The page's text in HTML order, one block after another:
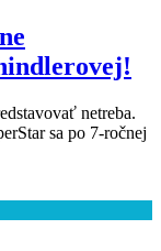
netreba.
sa po 7-ročnej